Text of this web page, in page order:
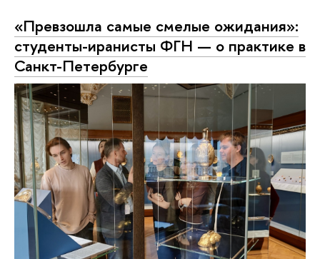
«Превзошла самые смелые ожидания»:
студенты-иранисты ФГН — о практике в
Санкт-Петербурге